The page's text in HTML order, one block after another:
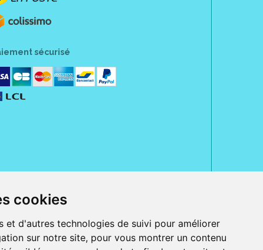
cookies
et d'autres technologies de suivi pour améliorer
sur notre site, pour vous montrer un contenu
sécurisé
Jeanne d' Harcourt, 80300 Albert.
ordonnance.
et iPod touch), ou sur Google Play (pour Androïd 5.0 ou version